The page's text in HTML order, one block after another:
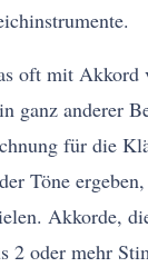
oft mit Akkord
ganz anderer
für die
Töne
Akkorde,
2 oder mehr